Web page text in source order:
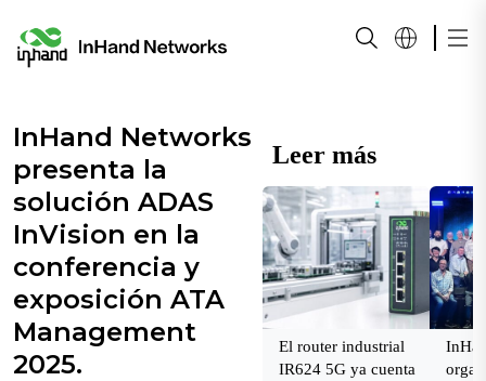
InHand Networks
presenta la
solución ADAS
InVision en la
conferencia y
exposición ATA
Management
2025.
Leer más
El router industrial
IR624 5G ya cuenta